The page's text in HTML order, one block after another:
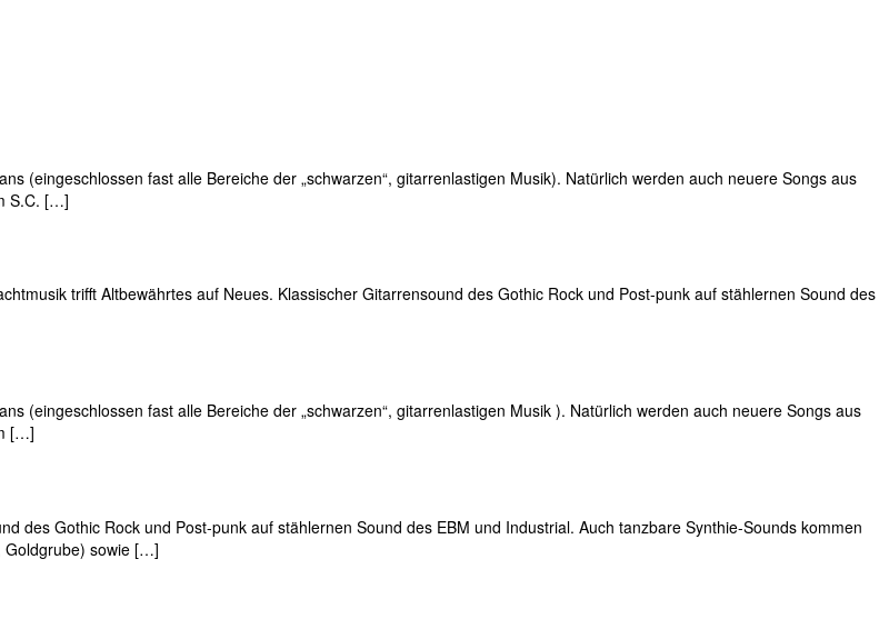
(eingeschlossen fast alle Bereiche der „schwarzen“, gitarrenlastigen Musik). Natürlich werden auch neuere Songs aus
S.C. […]
trifft Altbewährtes auf Neues. Klassischer Gitarrensound des Gothic Rock und Post-punk auf stählernen Sound des
(eingeschlossen fast alle Bereiche der „schwarzen“, gitarrenlastigen Musik ). Natürlich werden auch neuere Songs aus
[…]
des Gothic Rock und Post-punk auf stählernen Sound des EBM und Industrial. Auch tanzbare Synthie-Sounds kommen
Goldgrube) sowie […]